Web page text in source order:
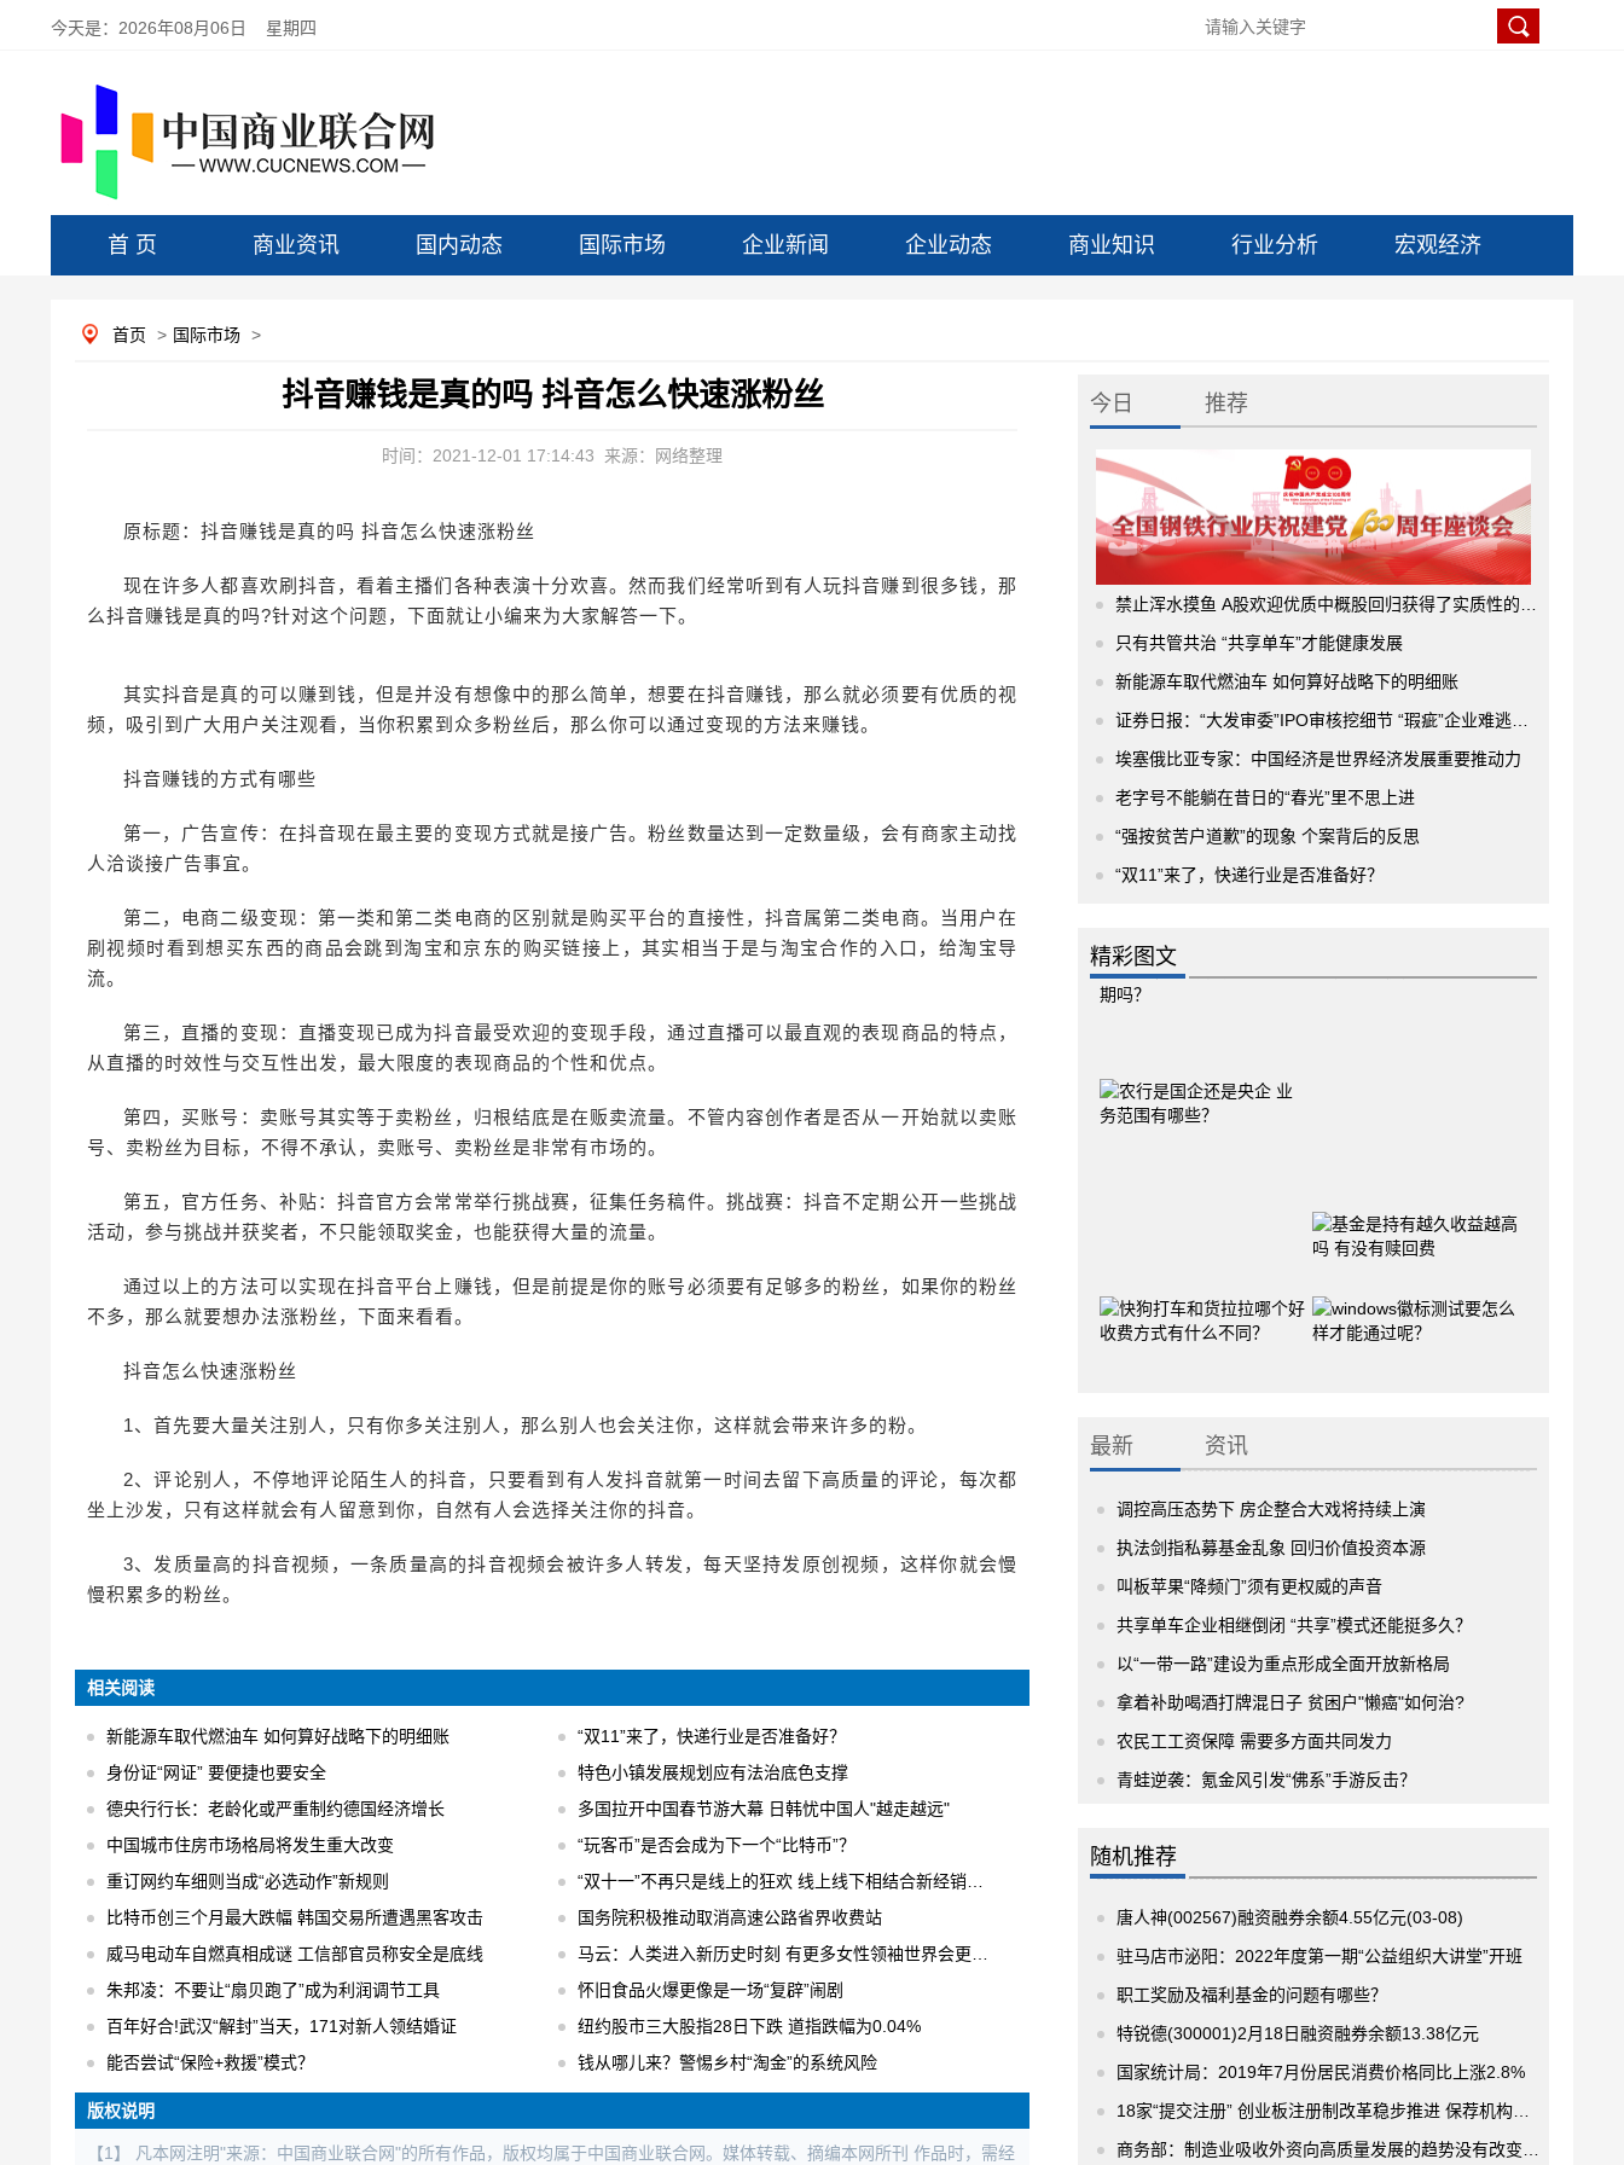
今天是： 2026年08月06日 星期四
首 页 商业资讯 国内动态 国际市场 企业新闻 企业动态 商业知识 行业分析 宏观经济
首页 > 国际市场 >
抖音赚钱是真的吗 抖音怎么快速涨粉丝
时间：2021-12-01 17:14:43 来源：网络整理
原标题：抖音赚钱是真的吗 抖音怎么快速涨粉丝
现在许多人都喜欢刷抖音，看着主播们各种表演十分欢喜。然而我们经常听到有人玩抖音赚到很多钱，那
么抖音赚钱是真的吗?针对这个问题，下面就让小编来为大家解答一下。
其实抖音是真的可以赚到钱，但是并没有想像中的那么简单，想要在抖音赚钱，那么就必须要有优质的视
频，吸引到广大用户关注观看，当你积累到众多粉丝后，那么你可以通过变现的方法来赚钱。
抖音赚钱的方式有哪些
第一，广告宣传：在抖音现在最主要的变现方式就是接广告。粉丝数量达到一定数量级，会有商家主动找
人洽谈接广告事宜。
第二，电商二级变现：第一类和第二类电商的区别就是购买平台的直接性，抖音属第二类电商。当用户在
刷视频时看到想买东西的商品会跳到淘宝和京东的购买链接上，其实相当于是与淘宝合作的入口，给淘宝导
流。
第三，直播的变现：直播变现已成为抖音最受欢迎的变现手段，通过直播可以最直观的表现商品的特点，
从直播的时效性与交互性出发，最大限度的表现商品的个性和优点。
第四，买账号：卖账号其实等于卖粉丝，归根结底是在贩卖流量。不管内容创作者是否从一开始就以卖账
号、卖粉丝为目标，不得不承认，卖账号、卖粉丝是非常有市场的。
第五，官方任务、补贴：抖音官方会常常举行挑战赛，征集任务稿件。挑战赛：抖音不定期公开一些挑战
活动，参与挑战并获奖者，不只能领取奖金，也能获得大量的流量。
通过以上的方法可以实现在抖音平台上赚钱，但是前提是你的账号必须要有足够多的粉丝，如果你的粉丝
不多，那么就要想办法涨粉丝，下面来看看。
抖音怎么快速涨粉丝
1、首先要大量关注别人，只有你多关注别人，那么别人也会关注你，这样就会带来许多的粉。
2、评论别人，不停地评论陌生人的抖音，只要看到有人发抖音就第一时间去留下高质量的评论，每次都
坐上沙发，只有这样就会有人留意到你，自然有人会选择关注你的抖音。
3、发质量高的抖音视频，一条质量高的抖音视频会被许多人转发，每天坚持发原创视频，这样你就会慢
慢积累多的粉丝。
相关阅读
新能源车取代燃油车 如何算好战略下的明细账
“双11”来了，快递行业是否准备好？
身份证“网证” 要便捷也要安全
特色小镇发展规划应有法治底色支撑
德央行行长：老龄化或严重制约德国经济增长
多国拉开中国春节游大幕 日韩忧中国人"越走越远"
中国城市住房市场格局将发生重大改变
“玩客币”是否会成为下一个“比特币”？
重订网约车细则当成“必选动作”新规则
“双十一”不再只是线上的狂欢 线上线下相结合新经销模式
比特币创三个月最大跌幅 韩国交易所遭遇黑客攻击
国务院积极推动取消高速公路省界收费站
威马电动车自燃真相成谜 工信部官员称安全是底线
马云：人类进入新历史时刻 有更多女性领袖世界会更美好
朱邦凌：不要让“扇贝跑了”成为利润调节工具
怀旧食品火爆更像是一场“复辟”闹剧
百年好合!武汉“解封”当天，171对新人领结婚证
纽约股市三大股指28日下跌 道指跌幅为0.04%
能否尝试“保险+救援”模式？
钱从哪儿来？警惕乡村“淘金”的系统风险
版权说明
【1】 凡本网注明"来源：中国商业联合网"的所有作品，版权均属于中国商业联合网。媒体转载、摘编本网所刊 作品时，需经
今日 推荐
禁止浑水摸鱼 A股欢迎优质中概股回归获得了实质性的进展
只有共管共治 “共享单车”才能健康发展
新能源车取代燃油车 如何算好战略下的明细账
证券日报：“大发审委”IPO审核挖细节 “瑕疵”企业难逃法眼
埃塞俄比亚专家：中国经济是世界经济发展重要推动力
老字号不能躺在昔日的“春光”里不思上进
“强按贫苦户道歉”的现象 个案背后的反思
“双11”来了，快递行业是否准备好？
精彩图文
最新 资讯
调控高压态势下 房企整合大戏将持续上演
执法剑指私募基金乱象 回归价值投资本源
叫板苹果“降频门”须有更权威的声音
共享单车企业相继倒闭 “共享”模式还能挺多久？
以“一带一路”建设为重点形成全面开放新格局
拿着补助喝酒打牌混日子 贫困户"懒癌"如何治?
农民工工资保障 需要多方面共同发力
青蛙逆袭：氪金风引发“佛系”手游反击？
随机推荐
唐人神(002567)融资融券余额4.55亿元(03-08)
驻马店市泌阳：2022年度第一期“公益组织大讲堂”开班
职工奖励及福利基金的问题有哪些？
特锐德(300001)2月18日融资融券余额13.38亿元
国家统计局：2019年7月份居民消费价格同比上涨2.8%
18家“提交注册” 创业板注册制改革稳步推进 保荐机构等各类中介机构的责任进一步加大
商务部：制造业吸收外资向高质量发展的趋势没有改变 中国市场潜力正在不断释放